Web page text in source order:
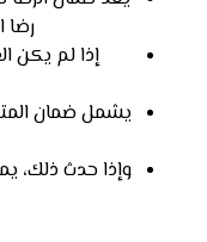
رضا
إذا لم يكن
يشمل ضمان
وإذا حدث ذلك،